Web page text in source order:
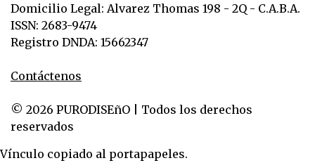
Domicilio Legal: Alvarez Thomas 198 - 2Q - C.A.B.A.
ISSN: 2683-9474
Registro DNDA: 15662347
Contáctenos
© 2026 PURODISEñO | Todos los derechos
reservados
Vínculo copiado al portapapeles.